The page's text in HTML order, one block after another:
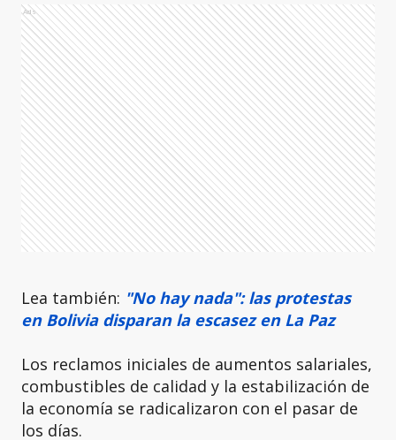
Ads
Lea también: "No hay nada": las protestas
en Bolivia disparan la escasez en La Paz
Los reclamos iniciales de aumentos salariales,
combustibles de calidad y la estabilización de
la economía se radicalizaron con el pasar de
los días.